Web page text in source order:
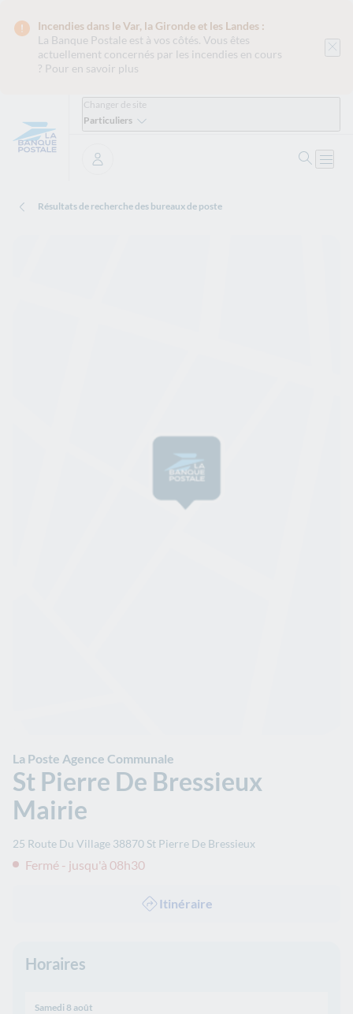
Incendies dans le Var, la Gironde et les Landes :
La Banque Postale est à vos côtés. Vous êtes
actuellement concernés par les incendies en cours
? Pour en savoir plus
Changer de site
Particuliers
Se connecter
Résultats de recherche des bureaux de poste
La Poste Agence Communale
St Pierre De Bressieux
Mairie
25 Route Du Village 38870 St Pierre De Bressieux
Fermé - jusqu'à 08h30
Itinéraire
Horaires
Samedi 8 août